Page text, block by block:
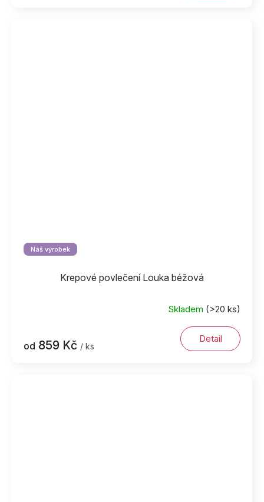
Náš výrobek
Krepové povlečení Louka béžová
Skladem (>20 ks)
od 859 Kč / ks
Detail